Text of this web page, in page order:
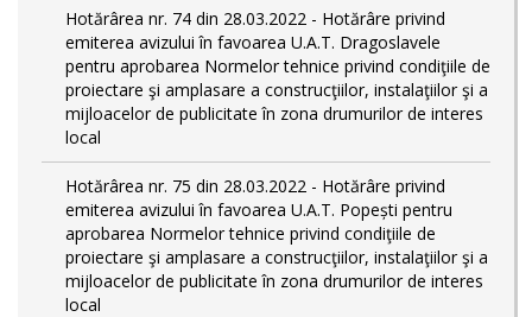
Hotărârea nr. 74 din 28.03.2022 - Hotărâre privind
emiterea avizului în favoarea U.A.T. Dragoslavele
pentru aprobarea Normelor tehnice privind condiţiile de
proiectare şi amplasare a construcţiilor, instalaţiilor şi a
mijloacelor de publicitate în zona drumurilor de interes
local
Hotărârea nr. 75 din 28.03.2022 - Hotărâre privind
emiterea avizului în favoarea U.A.T. Popești pentru
aprobarea Normelor tehnice privind condiţiile de
proiectare şi amplasare a construcţiilor, instalaţiilor şi a
mijloacelor de publicitate în zona drumurilor de interes
local